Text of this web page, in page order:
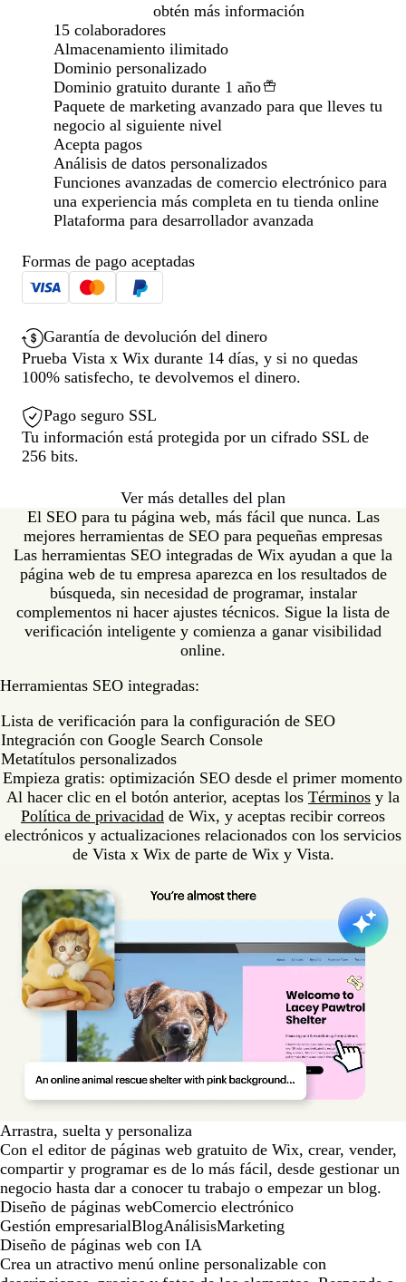
obtén más información
15 colaboradores
Almacenamiento ilimitado
Dominio personalizado
Dominio gratuito durante 1 año
Paquete de marketing avanzado para que lleves tu
negocio al siguiente nivel
Acepta pagos
Análisis de datos personalizados
Funciones avanzadas de comercio electrónico para
una experiencia más completa en tu tienda online
Plataforma para desarrollador avanzada
Formas de pago aceptadas
Garantía de devolución del dinero
Prueba Vista x Wix durante 14 días, y si no quedas
100% satisfecho, te devolvemos el dinero.
Pago seguro SSL
Tu información está protegida por un cifrado SSL de
256 bits.
Ver más detalles del plan
El SEO para tu página web, más fácil que nunca. Las
mejores herramientas de SEO para pequeñas empresas
Las herramientas SEO integradas de Wix ayudan a que la
página web de tu empresa aparezca en los resultados de
búsqueda, sin necesidad de programar, instalar
complementos ni hacer ajustes técnicos. Sigue la lista de
verificación inteligente y comienza a ganar visibilidad
online.
Herramientas SEO integradas:
Lista de verificación para la configuración de SEO
Integración con Google Search Console
Metatítulos personalizados
Empieza gratis: optimización SEO desde el primer momento
Al hacer clic en el botón anterior, aceptas los Términos y la
Política de privacidad de Wix, y aceptas recibir correos
electrónicos y actualizaciones relacionados con los servicios
de Vista x Wix de parte de Wix y Vista.
Arrastra, suelta y personaliza
Con el editor de páginas web gratuito de Wix, crear, vender,
compartir y programar es de lo más fácil, desde gestionar un
negocio hasta dar a conocer tu trabajo o empezar un blog.
Diseño de páginas webComercio electrónico
Gestión empresarialBlogAnálisisMarketing
Diseño de páginas web con IA
Crea un atractivo menú online personalizable con